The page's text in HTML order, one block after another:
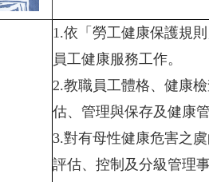
1.依「勞工健康保護規
員工健康服務工作。
2.教職員工體格、健康
估、管理與保存及健康
3.對有母性健康危害之
評估、控制及分級管理